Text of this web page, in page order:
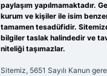
paylaşım yapılmamaktadır.
kurum ve kişiler ile isim
tamamen tesadüfidir.
bilgiler taslak halindedir ve
niteliği taşımazlar.
Sitemiz, 5651 Sayılı Kanun